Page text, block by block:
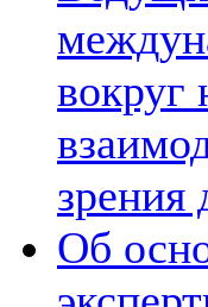
вокруг
зрения
Об